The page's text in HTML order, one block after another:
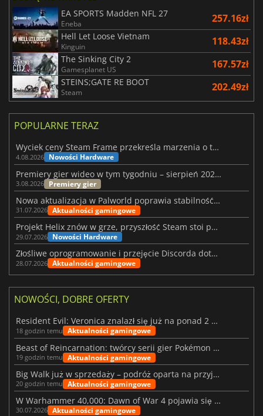
EA SPORTS Madden NFL 27
Eneba 257.16zł
Hell Let Loose Vietnam
Kinguin 118.43zł
The Sinking City 2
Gamesplanet US 167.57zł
STEINS;GATE RE BOOT
Steam 202.49zł
POPULARNE TERAZ
Wyciek ceny Steam Frame przekreśla marzenia o tanim zestawie VR
4.08.2026 Nowości Hardware
Premiery gier wideo w tym tygodniu – sierpień 2026 r. (32. tydzień)
3.08.2026 Premiery gier
Nowa aktualizacja w Palworld poprawia stabilność Sunreach i walk z bossami
31.07.2026 Aktualności gamingowe
Projekt Helix znów w grze, przyszłość Steam stoi pod znakiem zapytania
29.07.2026 Nowości Hardware
Złośliwe oprogramowanie i przejęcie Discorda dotknęły Meccha Chameleon
28.07.2026 Aktualności gamingowe
NOWOŚCI, DOBRE OFERTY
Resident Evil: Veronica znalazł się już na ponad 2 milionach list życzeń
18 godzin temu Aktualności gamingowe
Beast of Reincarnation: twórcy serii gier Pokémon wkraczają na nową ścieżkę
19 godzin temu Aktualności gamingowe
Big Walk już w sprzedaży – podróż oparta na przyjaźni
20 godzin temu Aktualności gamingowe
W Warhammer 40,000: Dawn of War 4 pojawia się frakcja Nekronów
30.07.2026 Aktualności gamingowe